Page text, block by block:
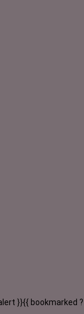
}}{{ bookmarked